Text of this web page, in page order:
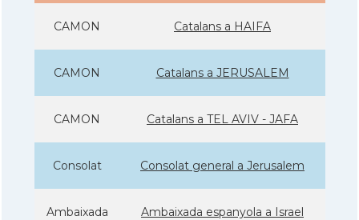
CAMON Catalans a HAIFA
CAMON Catalans a JERUSALEM
CAMON Catalans a TEL AVIV - JAFA
Consolat Consolat general a Jerusalem
Ambaixada Ambaixada espanyola a Israel